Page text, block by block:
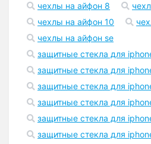
чехлы на айфон 8
чехлы на айфон 10
чехлы на айфон se
защитные стекла для
защитные стекла для
защитные стекла для
защитные стекла для
защитные стекла для
защитные стекла для